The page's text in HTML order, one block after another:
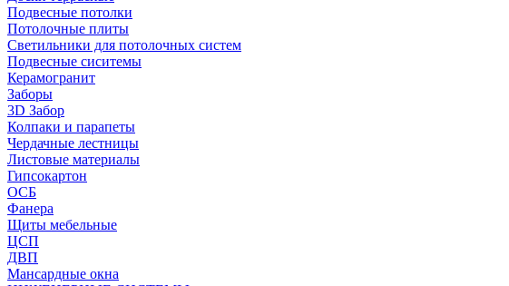
Подвесные потолки
Потолочные плиты
Светильники для потолочных систем
Подвесные сиситемы
Керамогранит
Заборы
3D Забор
Колпаки и парапеты
Чердачные лестницы
Листовые материалы
Гипсокартон
ОСБ
Фанера
Щиты мебельные
ЦСП
ДВП
Мансардные окна